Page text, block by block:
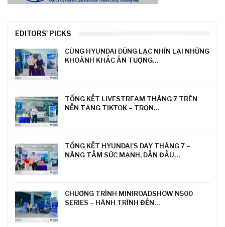
EDITORS' PICKS
CÙNG HYUNDAI DŨNG LẠC NHÌN LẠI NHỮNG
KHOẢNH KHẮC ẤN TƯỢNG…
TỔNG KẾT LIVESTREAM THÁNG 7 TRÊN
NỀN TẢNG TIKTOK – TRỌN…
TỔNG KẾT HYUNDAI’S DAY THÁNG 7 –
NÂNG TẦM SỨC MẠNH, DẪN ĐẦU…
CHƯƠNG TRÌNH MINIROADSHOW N500
SERIES – HÀNH TRÌNH ĐẾN…